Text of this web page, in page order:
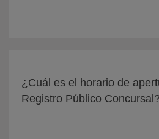
¿Cuál es el horario de
Registro Público